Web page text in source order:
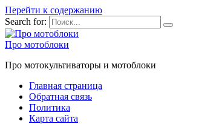
Перейти к содержанию
Search for:
Про мотоблоки
Про мотокультиваторы и мотоблоки
Главная страница
Обратная связь
Политика
Карта сайта